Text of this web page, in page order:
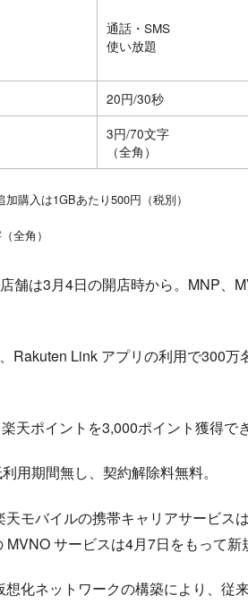
通話・SMS
使い放題
20円/30秒
3円/70文字
（全角）
購入は1GBあたり500円（税別）
全角）
舗は3月4日の開店時から。MNP、
Rakuten Link アプリの利用で300万
天ポイントを3,000ポイント獲得で
用期間無し、契約解除料無料。
モバイルの携帯キャリアサービス
サービスは4月7日をもって新
化ネットワークの構築により、従